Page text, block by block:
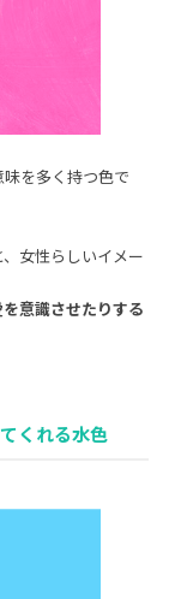
を多く持つ色で
女性らしいイメー
意識させたりする
くれる水色